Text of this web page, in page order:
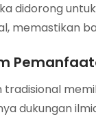
didorong
memastikan
dukungan